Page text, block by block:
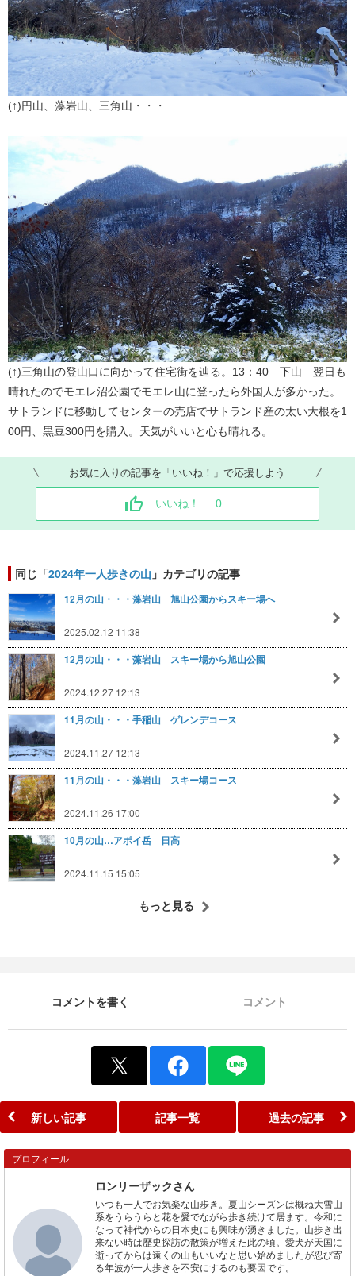
(↑)円山、藻岩山、三角山・・・
(↑)三角山の登山口に向かって住宅街を辿る。13：40 下山 翌日も
晴れたのでモエレ沼公園でモエレ山に登ったら外国人が多かった。
サトランドに移動してセンターの売店でサトランド産の太い大根を1
00円、黒豆300円を購入。天気がいいと心も晴れる。
お気に入りの記事を「いいね！」で応援しよう
いいね！ 0
同じ「2024年一人歩きの山 」カテゴリの記事
12月の山・・・藻岩山 旭山公園からスキー場へ
2025.02.12 11:38
12月の山・・・藻岩山 スキー場から旭山公園
2024.12.27 12:13
11月の山・・・手稲山 ゲレンデコース
2024.11.27 12:13
11月の山・・・藻岩山 スキー場コース
2024.11.26 17:00
10月の山…アポイ岳 日高
2024.11.15 15:05
もっと見る
コメントを書く コメント
新しい記事 記事一覧 過去の記事
プロフィール
ロンリーザックさん
いつも一人でお気楽な山歩き。夏山シーズンは概ね大雪山
系をうらうらと花を愛でながら歩き続けて居ます。令和に
なって神代からの日本史にも興味が湧きました。山歩き出
来ない時は歴史探訪の散策が増えた此の頃。愛犬が天国に
逝ってからは遠くの山もいいなと思い始めましたが忍び寄
る年波が一人歩きを不安にするのも要因です。